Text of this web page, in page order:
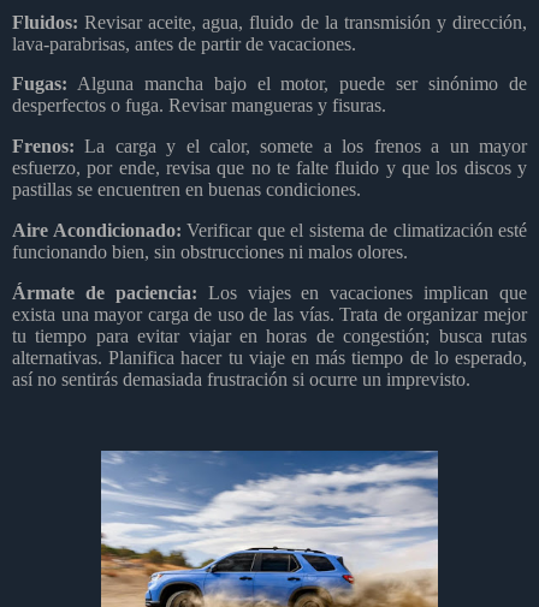
Fluidos: Revisar aceite, agua, fluido de la transmisión y dirección,
lava-parabrisas, antes de partir de vacaciones.
Fugas: Alguna mancha bajo el motor, puede ser sinónimo de
desperfectos o fuga. Revisar mangueras y fisuras.
Frenos: La carga y el calor, somete a los frenos a un mayor
esfuerzo, por ende, revisa que no te falte fluido y que los discos y
pastillas se encuentren en buenas condiciones.
Aire Acondicionado: Verificar que el sistema de climatización esté
funcionando bien, sin obstrucciones ni malos olores.
Ármate de paciencia: Los viajes en vacaciones implican que
exista una mayor carga de uso de las vías. Trata de organizar mejor
tu tiempo para evitar viajar en horas de congestión; busca rutas
alternativas. Planifica hacer tu viaje en más tiempo de lo esperado,
así no sentirás demasiada frustración si ocurre un imprevisto.